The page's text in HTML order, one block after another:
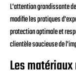
L'attention grandissante
modifie les pratiques
protection optimale et
clientèle soucieuse de
Les